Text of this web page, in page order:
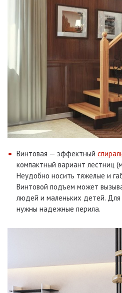
Винтовая — эффектный
компактный вариант лестниц
Неудобно носить тяжелые и
Винтовой подъем может
людей и маленьких детей.
нужны надежные перила.